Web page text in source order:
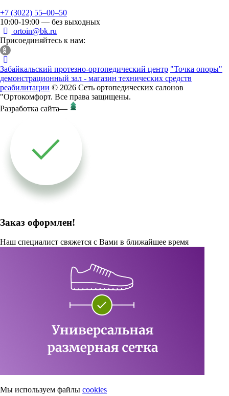
+7 (3022) 55‒00‒50
10:00-19:00 — без выходных
ortoin@bk.ru
Присоединяйтесь к нам:
Забайкальский протезно-ортопедический центр "Точка опоры"
демонстрационный зал - магазин технических средств
реабилитации © 2026 Сеть ортопедических салонов
"Ортокомфорт. Все права защищены.
Разработка сайта—
Заказ оформлен!
Наш специалист свяжется с Вами в ближайшее время
Мы используем файлы cookies